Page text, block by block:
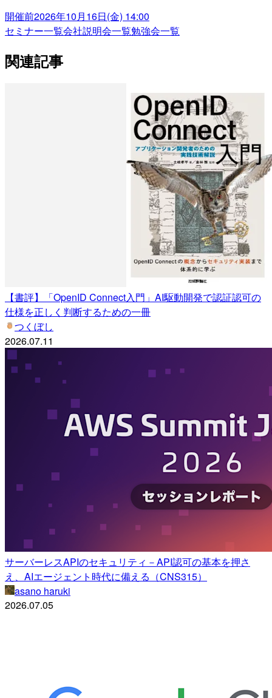
開催前2026年10月16日(金) 14:00
セミナー一覧会社説明会一覧勉強会一覧
関連記事
【書評】「OpenID Connect入門」AI駆動開発で認証認可の
仕様を正しく判断するための一冊
つくぼし
2026.07.11
サーバーレスAPIのセキュリティ－API認可の基本を押さ
え、AIエージェント時代に備える（CNS315）
asano haruki
2026.07.05